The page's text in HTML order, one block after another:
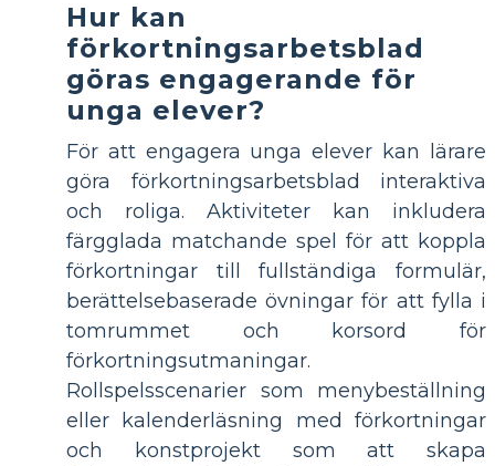
Hur kan
förkortningsarbetsblad
göras engagerande för
unga elever?
För att engagera unga elever kan lärare
göra förkortningsarbetsblad interaktiva
och roliga. Aktiviteter kan inkludera
färgglada matchande spel för att koppla
förkortningar till fullständiga formulär,
berättelsebaserade övningar för att fylla i
tomrummet och korsord för
förkortningsutmaningar.
Rollspelsscenarier som menybeställning
eller kalenderläsning med förkortningar
och konstprojekt som att skapa